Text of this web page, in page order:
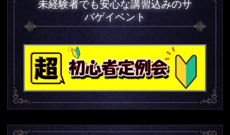
未経験者でも安心な講習込みのサ
バゲイベント